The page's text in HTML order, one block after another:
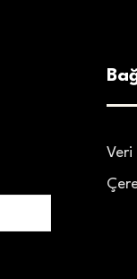
Veri